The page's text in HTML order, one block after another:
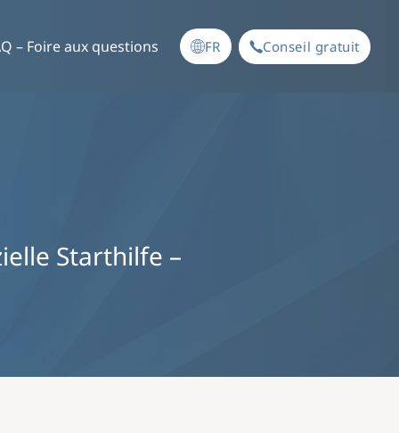
– Foire aux questions FR Conseil gratuit
Starthilfe –